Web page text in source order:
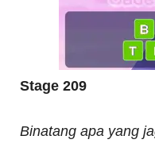
Stage 209
Binatang apa yang